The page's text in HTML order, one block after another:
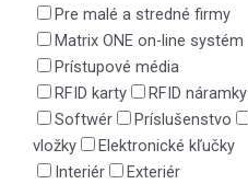
Pre malé a stredné firmy
Matrix ONE on-line systém
Prístupové média
RFID karty
RFID náramky
Softwér
Príslušenstvo
vložky
Elektronické kľučky
Interiér
Exteriér